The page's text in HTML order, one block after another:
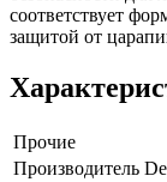
соответствует
защитой от
Прочие
Производитель